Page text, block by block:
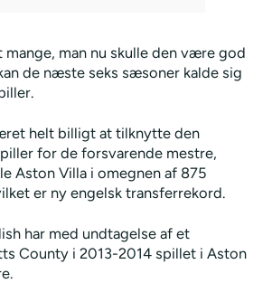
man nu skulle den være god
de næste seks sæsoner kalde sig
helt billigt at tilknytte den
for de forsvarende mestre,
Aston Villa i omegnen af 875
er ny engelsk transferrekord.
har med undtagelse af et
County i 2013-2014 spillet i Aston